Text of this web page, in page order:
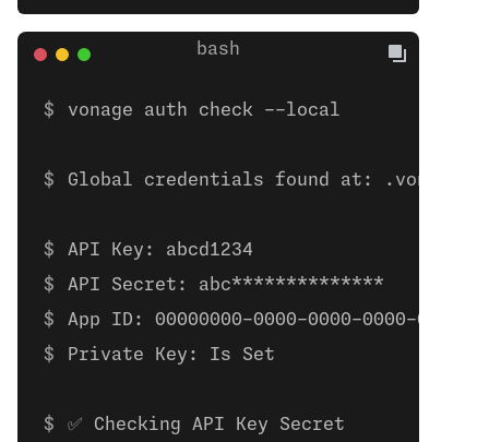
vonage auth check --local
Global credentials found at: .vonagerc
API Key: abcd1234
API Secret: abc**************
App ID: 00000000-0000-0000-0000-
Private Key: Is Set
✅ Checking API Key Secret